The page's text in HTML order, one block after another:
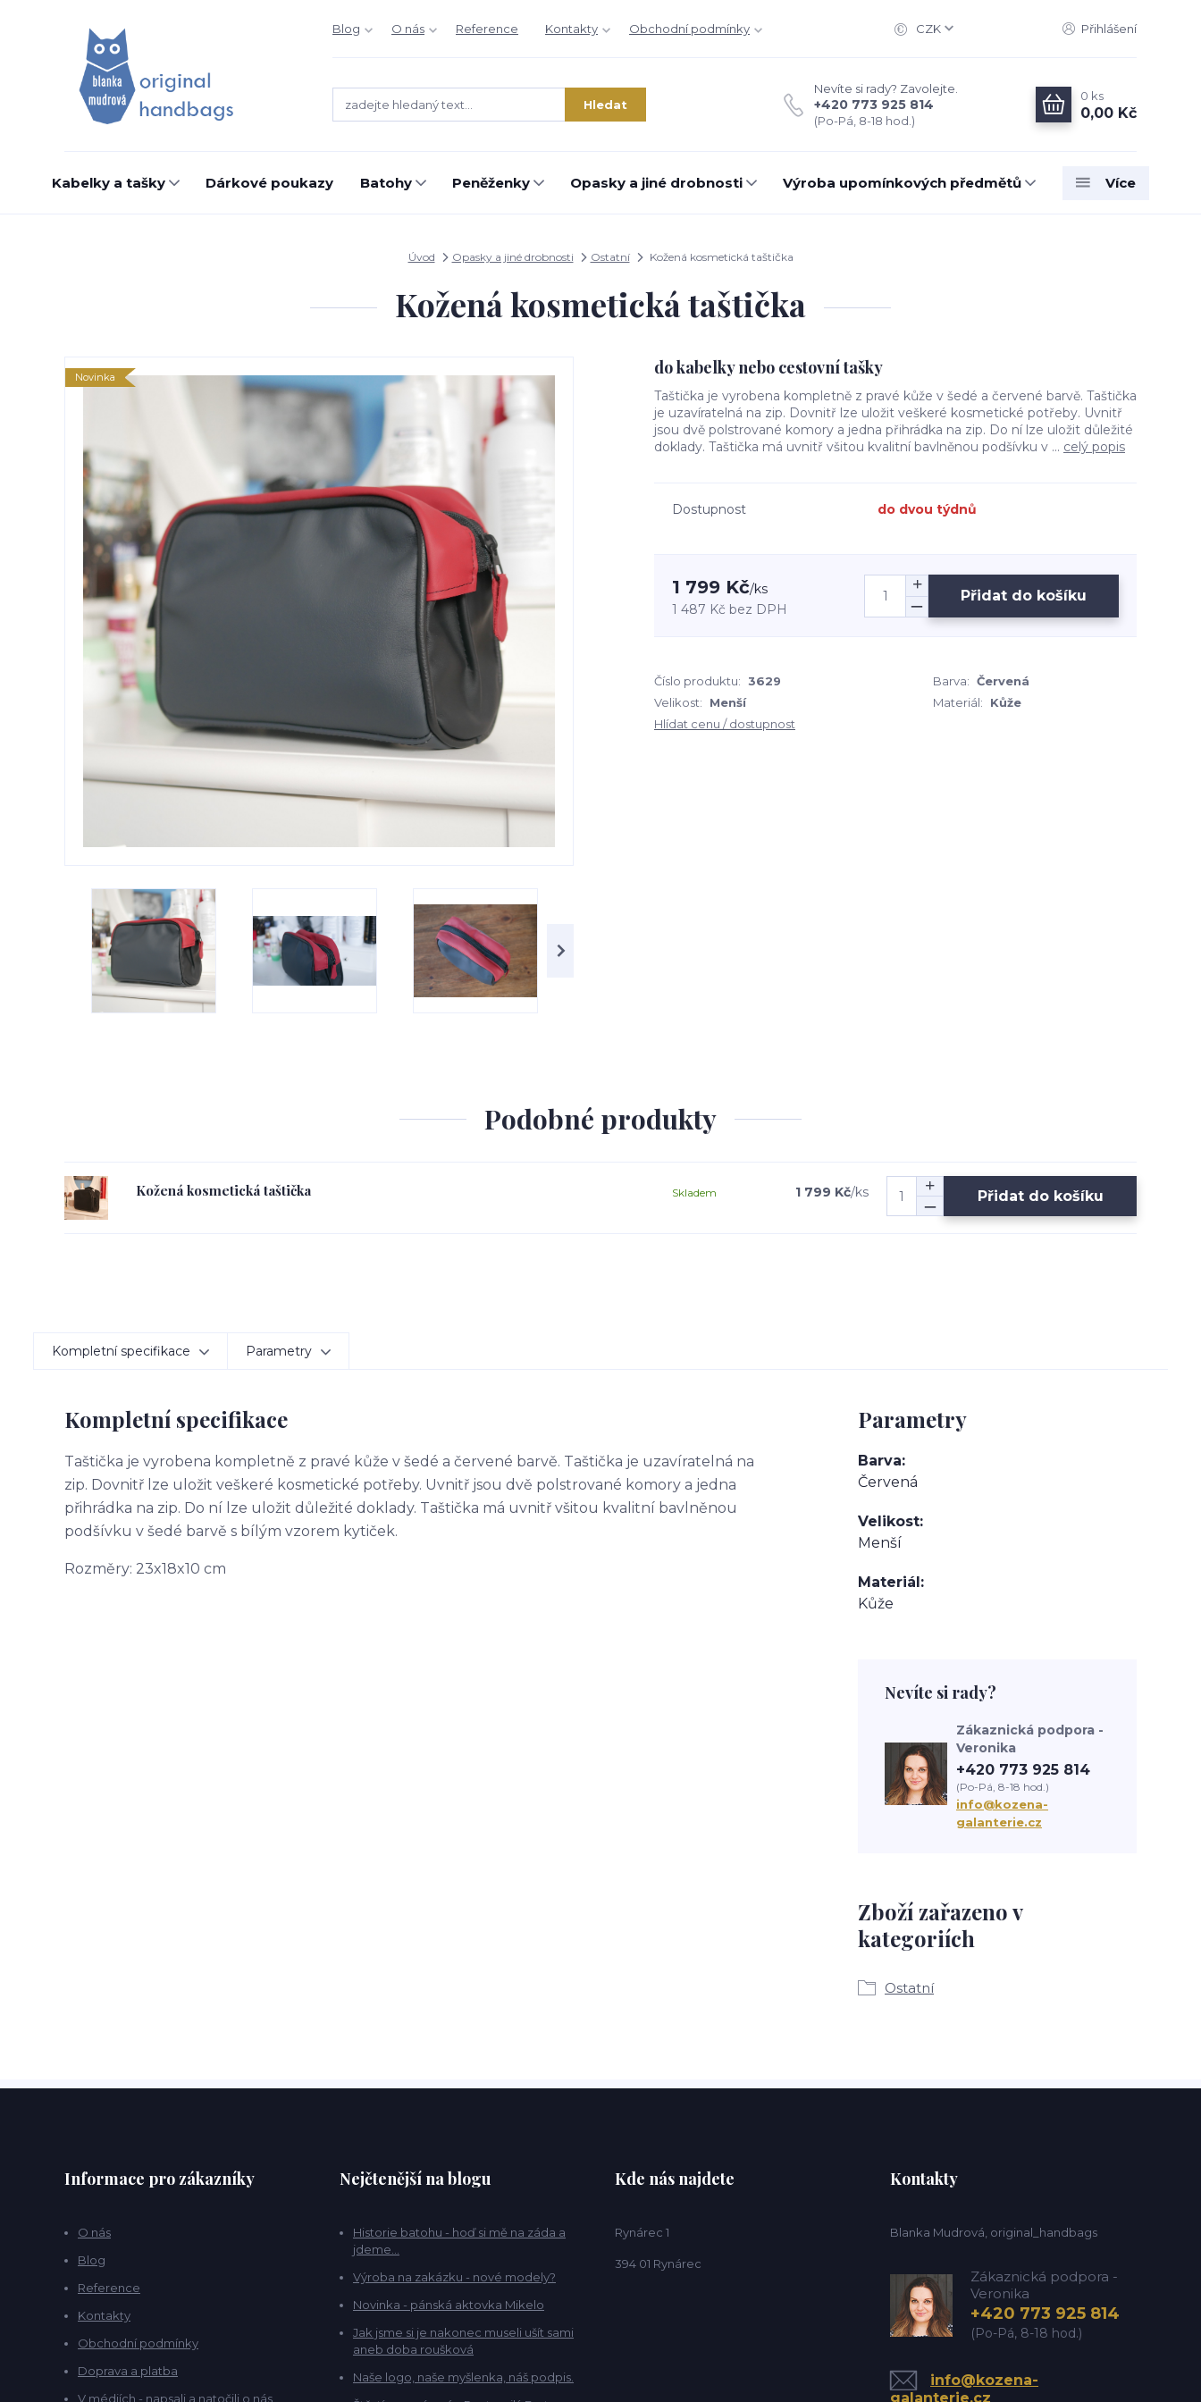
Blog O nás Reference Kontakty Obchodní podmínky CZK Přihlášení
Hledat
Nevíte si rady? Zavolejte.
+420 773 925 814
(Po-Pá, 8-18 hod.)
0 ks
0,00 Kč
Kabelky a tašky Dárkové poukazy Batohy Peněženky Opasky a jiné drobnosti Výroba upomínkových předmětů Více
Úvod Opasky a jiné drobnosti Ostatní Kožená kosmetická taštička
Kožená kosmetická taštička
Novinka do kabelky nebo cestovní tašky
Taštička je vyrobena kompletně z pravé kůže v šedé a červené barvě. Taštička
je uzavíratelná na zip. Dovnitř lze uložit veškeré kosmetické potřeby. Uvnitř
jsou dvě polstrované komory a jedna přihrádka na zip. Do ní lze uložit důležité
doklady. Taštička má uvnitř všitou kvalitní bavlněnou podšívku v ... celý popis
Dostupnost do dvou týdnů
1 799 Kč/ks
1 487 Kč bez DPH
Přidat do košíku
Číslo produktu: 3629 Barva: Červená
Velikost:
Menší Materiál:
Kůže
Hlídat cenu / dostupnost
Podobné produkty
Kožená kosmetická taštička 1 799 Kč/ks
Skladem Přidat do košíku
Kompletní specifikace Parametry
Kompletní specifikace
Taštička je vyrobena kompletně z pravé kůže v šedé a červené barvě. Taštička je uzavíratelná na
zip. Dovnitř lze uložit veškeré kosmetické potřeby. Uvnitř jsou dvě polstrované komory a jedna
přihrádka na zip. Do ní lze uložit důležité doklady. Taštička má uvnitř všitou kvalitní bavlněnou
podšívku v šedé barvě s bílým vzorem kytiček.
Rozměry: 23x18x10 cm
Parametry
Barva
Červená
Velikost
Menší
Materiál
Kůže
Zboží zařazeno v
kategoriích
Ostatní
Nevíte si rady?
Zákaznická podpora -
Veronika
+420 773 925 814
(Po-Pá, 8-18 hod.)
info@kozena-
galanterie.cz
Informace pro zákazníky
O nás
Blog
Reference
Kontakty
Obchodní podmínky
Doprava a platba
V médiích - napsali a natočili o nás
Nejčtenější na blogu
Historie batohu - hoď si mě na záda a
jdeme...
Výroba na zakázku - nové modely?
Novinka - pánská aktovka Mikelo
Jak jsme si je nakonec museli ušít sami
aneb doba roušková
Naše logo, naše myšlenka, náš podpis.
Kde nás najdete
Rynárec 1
394 01 Rynárec
Kontakty
Blanka Mudrová, original_handbags
Zákaznická podpora -
Veronika
+420 773 925 814
(Po-Pá, 8-18 hod.)
info@kozena-
galanterie.cz